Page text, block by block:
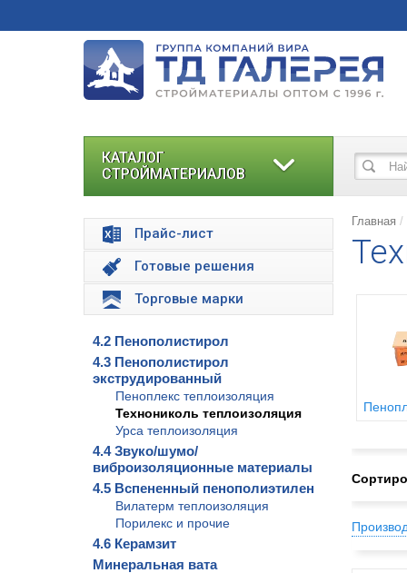
КАТАЛОГ
СТРОЙМАТЕРИАЛОВ
Прайс-лист
Готовые решения
Торговые марки
4.2 Пенополистирол
4.3 Пенополистирол
экструдированный
Пеноплекс теплоизоляция
Технониколь теплоизоляция
Урса теплоизоляция
4.4 Звуко/шумо/
виброизоляционные материалы
4.5 Вспененный пенополиэтилен
Вилатерм теплоизоляция
Порилекс и прочие
4.6 Керамзит
Минеральная вата
Главная